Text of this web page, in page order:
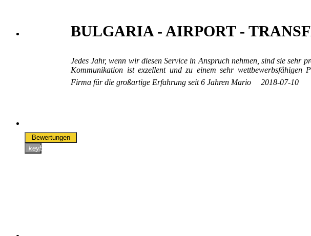
BULGARIA - AIRPORT -
Jedes Jahr, wenn wir diesen Service in Anspruch nehmen, sind sie sehr
Kommunikation ist exzellent und zu einem sehr wettbewerbsfähigen
Firma für die großartige Erfahrung seit 6 Jahren Mario 2018-07-10
Bewertungen
keyboard_arrow_right